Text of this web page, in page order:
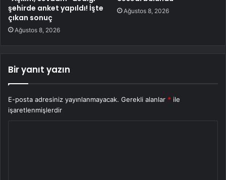
şehirde anket yapıldı! İşte
çıkan sonuç
Ağustos 8, 2026
Ağustos 8, 2026
Bir yanıt yazın
E-posta adresiniz yayınlanmayacak. Gerekli alanlar * ile
işaretlenmişlerdir